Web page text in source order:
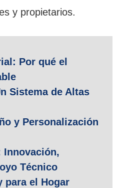
y propietarios.
Por qué el
Sistema de Altas
y Personalización
Innovación,
Técnico
para el Hogar